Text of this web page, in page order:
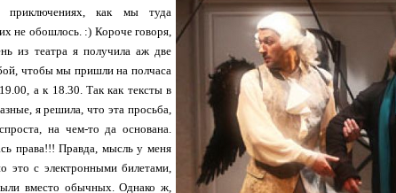
приключениях, как мы туда
не обошлось. :) Короче говоря,
из театра я получила аж две
чтобы мы пришли на полчаса
а к 18.30. Так как тексты в
я решила, что эта просьба,
на чем-то да основана.
права!!! Правда, мысль у меня
это с электронными билетами,
вместо обычных. Однако ж,